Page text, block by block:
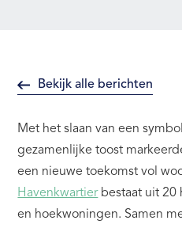
Bekijk alle berichten
Met het slaan van een
gezamenlijke toost
een nieuwe toekomst vol
Havenkwartierbestaat uit 20
en hoekwoningen. Samen